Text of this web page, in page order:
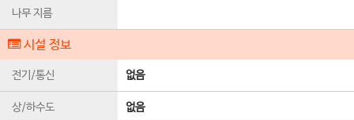
나무 지름
시설 정보
전기/통신 없음
상/하수도 없음